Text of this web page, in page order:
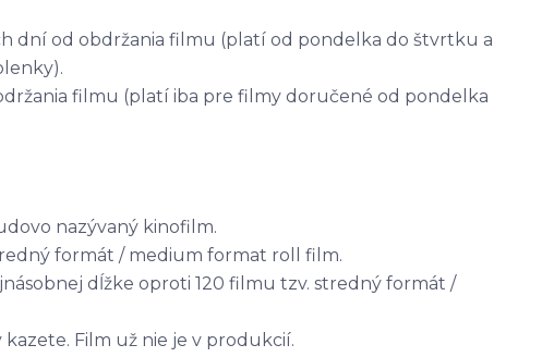
dní od obdržania filmu (platí od pondelka do štvrtku a
filmu (platí iba pre filmy doručené od pondelka
nazývaný kinofilm.
formát / medium format roll film.
dĺžke oproti 120 filmu tzv. stredný formát /
Film už nie je v produkcií.